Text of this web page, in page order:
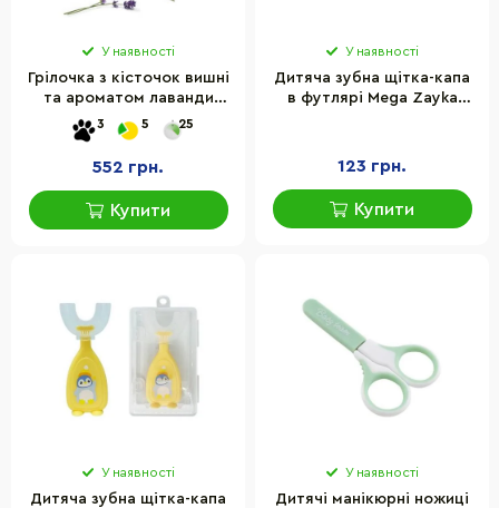
У наявності
Грілочка з кісточок вишні
та ароматом лаванди
Babyono 796/02, 13 х 16 см
3 5 25
552 грн.
Купити
У наявності
Дитяча зубна щітка-капа
в футлярі Mega Zayka
123 грн.
Купити
У наявності
Дитяча зубна щітка-капа
У наявності
Дитячі манікюрні ножиці